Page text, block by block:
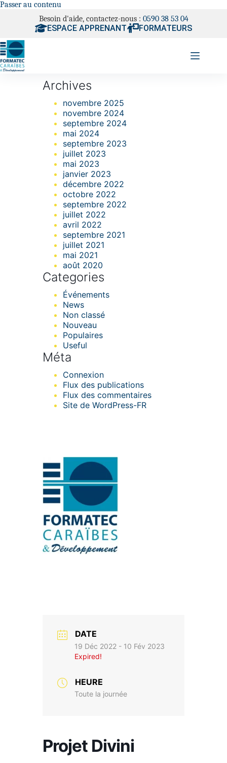
Passer au contenu
Besoin d'aide, contactez-nous : 0590 38 53 04
ESPACE APPRENANT FORMATEURS
Archives
novembre 2025
novembre 2024
septembre 2024
mai 2024
septembre 2023
juillet 2023
mai 2023
janvier 2023
décembre 2022
octobre 2022
septembre 2022
juillet 2022
avril 2022
septembre 2021
juillet 2021
mai 2021
août 2020
Categories
Événements
News
Non classé
Nouveau
Populaires
Useful
Méta
Connexion
Flux des publications
Flux des commentaires
Site de WordPress-FR
DATE
19 Déc 2022 - 10 Fév 2023
Expired!
HEURE
Toute la journée
Projet Divini